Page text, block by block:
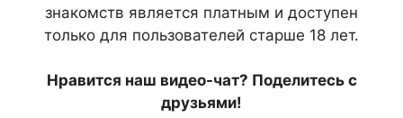
знакомств является платным и доступен
только для пользователей старше 18 лет.
Нравится наш видео-чат? Поделитесь с
друзьями!